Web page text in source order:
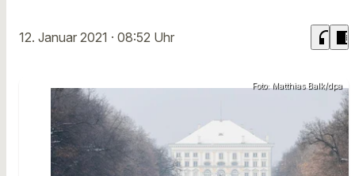
12. Januar 2021 · 08:52 Uhr headphones chrome_reader_mode
Foto: Matthias Balk/dpa